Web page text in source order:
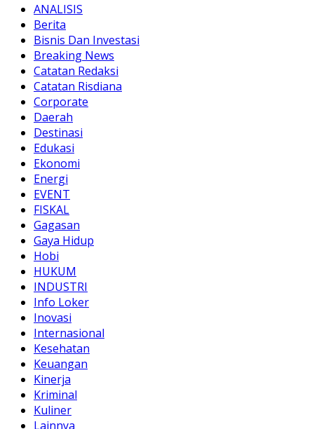
ANALISIS
Berita
Bisnis Dan Investasi
Breaking News
Catatan Redaksi
Catatan Risdiana
Corporate
Daerah
Destinasi
Edukasi
Ekonomi
Energi
EVENT
FISKAL
Gagasan
Gaya Hidup
Hobi
HUKUM
INDUSTRI
Info Loker
Inovasi
Internasional
Kesehatan
Keuangan
Kinerja
Kriminal
Kuliner
Lainnya